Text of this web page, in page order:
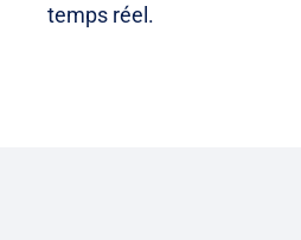
temps réel.